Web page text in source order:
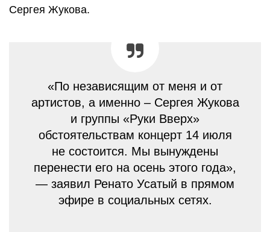
Сергея Жукова.
«По независящим от меня и от
артистов, а именно – Сергея Жукова
и группы «Руки Вверх»
обстоятельствам концерт 14 июля
не состоится. Мы вынуждены
перенести его на осень этого года»,
— заявил Ренато Усатый в прямом
эфире в социальных сетях.